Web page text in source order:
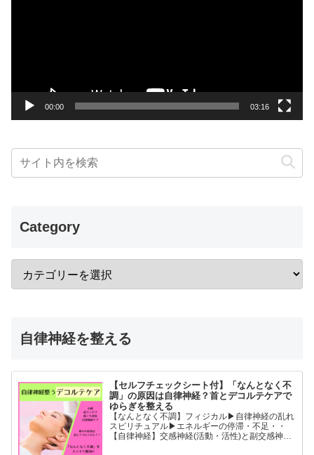
00:00 03:16
Category
自律神経を整える
【セルフチェックシート付】「なんとなく不
調」の原因は自律神経？首とデコルテケアで
ゆらぎを整える
【なんとなく不調】フィジカル▶︎自律神経の乱れ
スピリチュアル▶︎エネルギーの停滞・不足・・
【自律神経】交感神経(活動・活性)と副交感神経